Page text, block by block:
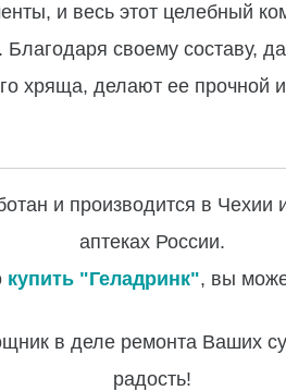
и весь этот целебный
своему составу,
хряща, делают ее прочной
и производится в Чехии
аптеках России.
купить "Геладринк", вы
в деле ремонта Ваших
радость!